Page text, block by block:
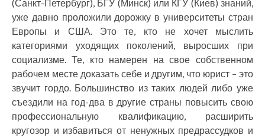
(Санкт-Петербург), БГУ (Минск) или КГУ (Киев) знаний,
уже давно проложили дорожку в университеты стран
Европы и США. Это те, кто не хочет мыслить
категориями уходящих поколений, выросших при
социализме. Те, кто намерен на свое собственном
рабочем месте доказать себе и другим, что юрист – это
звучит гордо. Большинство из таких людей либо уже
съездили на год-два в другие страны повысить свою
профессиональную квалификацию, расширить
кругозор и избавиться от ненужных предрассудков и